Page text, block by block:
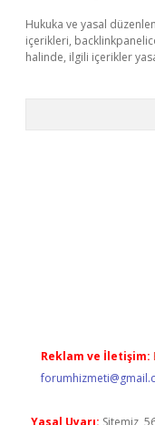
Hukuka ve yasal
içerikleri,
halinde, ilgili içerikler
Reklam ve İletişim:
Yasal Uyarı: Sitemiz,